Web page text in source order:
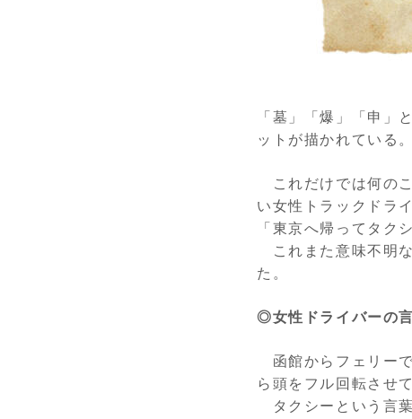
「墓」「爆」「申」
ットが描かれている。
これだけでは何の
い女性トラックドラ
「東京へ帰ってタク
これまた意味不明
た。
◎女性ドライバーの
函館からフェリー
ら頭をフル回転させ
タクシーという言